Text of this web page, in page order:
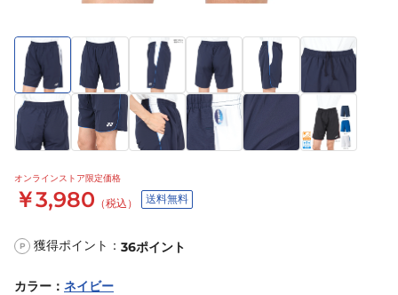
オンラインストア限定価格
￥3,980 （税込） 送料無料
P 獲得ポイント： 36ポイント
カラー ： ネイビー